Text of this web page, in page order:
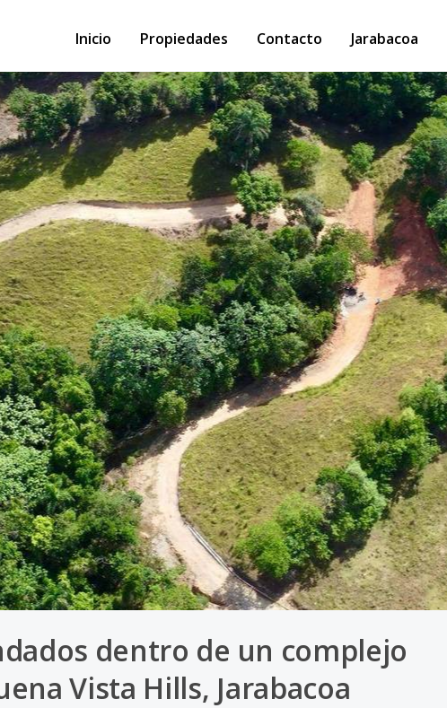
Inicio Propiedades Contacto Jarabacoa
dentro de un complejo
Vista Hills, Jarabacoa